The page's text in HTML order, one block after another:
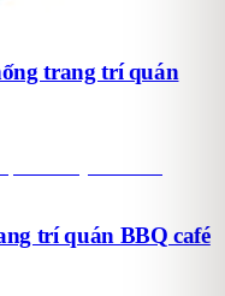
trang trí quán
trí quán BBQ café